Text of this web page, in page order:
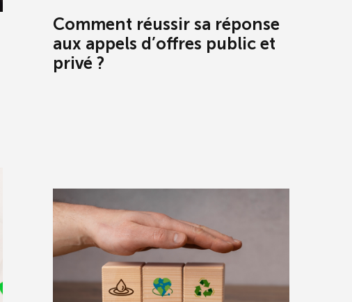
Comment réussir sa réponse
aux appels d’offres public et
privé ?